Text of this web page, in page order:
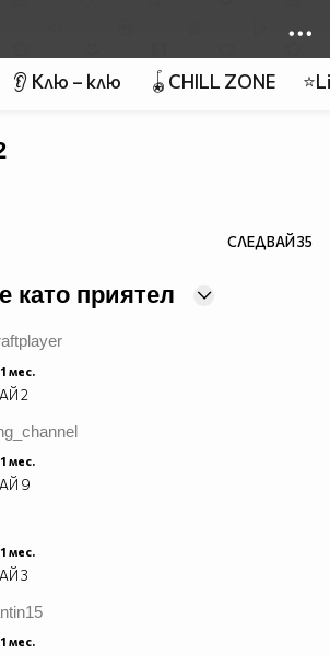
👂 Клю – клю 🪀CHILL ZONE
СЛЕДВАЙ35
като приятел
мес.
2
мес.
9
мес.
3
мес.